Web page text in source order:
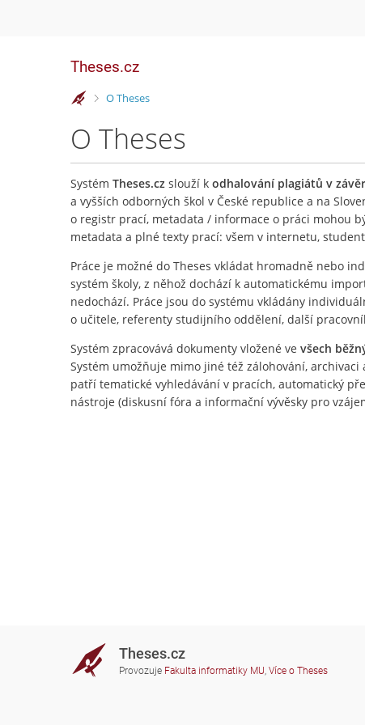
Theses.cz
>
O Theses
O Theses
Systém Theses.cz slouží k odhalování plagiátů v
a vyšších odborných škol v České republice a na
o registr prací, metadata / informace o práci mohou
metadata a plné texty prací: všem v internetu,
Práce je možné do Theses vkládat hromadně nebo
systém školy, z něhož dochází k automatickému
nedochází. Práce jsou do systému vkládány
o učitele, referenty studijního oddělení, další
Systém zpracovává dokumenty vložené ve všech
Systém umožňuje mimo jiné též zálohování,
patří tematické vyhledávání v pracích, automatický
nástroje (diskusní fóra a informační vývěsky pro
Theses.cz
Provozuje Fakulta informatiky MU, Více o Theses